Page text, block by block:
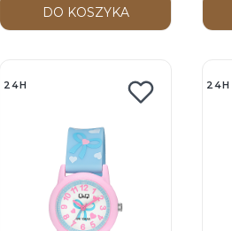
DO KOSZYKA
24H 24H